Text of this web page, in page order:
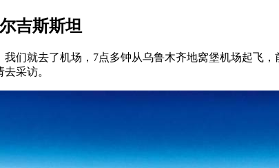
吉斯斯坦
我们就去了机场，7点多钟从乌鲁木齐地窝堡机场起
采访。